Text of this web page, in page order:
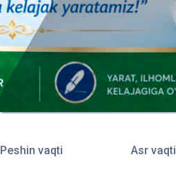
Peshin vaqti Asr vaqti